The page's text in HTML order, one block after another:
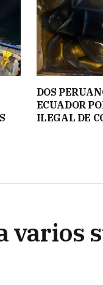
DOS
ECUADOR
ILEGAL DE
varios